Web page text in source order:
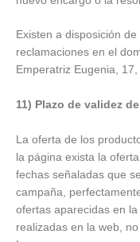
Existen a disposición
reclamaciones en el
Emperatriz Eugenia,
11) Plazo de validez
La oferta de los
la página exista la
fechas señaladas que
campaña,
ofertas aparecidas en
realizadas en la web,